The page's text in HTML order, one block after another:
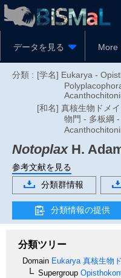
データを見る More
分類 : [学名] Eukarya -
[和名] 真核生物ドメ
物門 - 多板綱
NotoplaxH.
参考文献を見る
分類群情報
分類情報の提供
分類ツリー
Domain Eukarya 真核生物
Supergroup